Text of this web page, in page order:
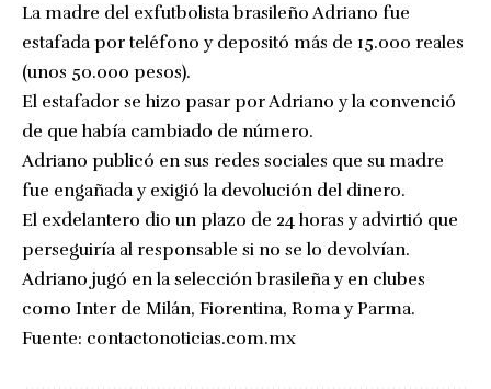
La madre del exfutbolista brasileño Adriano fue
estafada por teléfono y depositó más de 15.000 reales
(unos 50.000 pesos).
El estafador se hizo pasar por Adriano y la convenció
de que había cambiado de número.
Adriano publicó en sus redes sociales que su madre
fue engañada y exigió la devolución del dinero.
El exdelantero dio un plazo de 24 horas y advirtió que
perseguiría al responsable si no se lo devolvían.
Adriano jugó en la selección brasileña y en clubes
como Inter de Milán, Fiorentina, Roma y Parma.
Fuente: contactonoticias.com.mx